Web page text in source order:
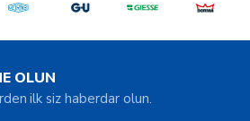
OLUN
ilk siz haberdar olun.